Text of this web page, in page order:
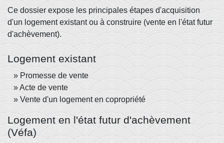
Ce dossier expose les principales étapes d'acquisition
d'un logement existant ou à construire (vente en l'état futur
d'achèvement).
Logement existant
Promesse de vente
Acte de vente
Vente d'un logement en copropriété
Logement en l'état futur d'achèvement
(Véfa)